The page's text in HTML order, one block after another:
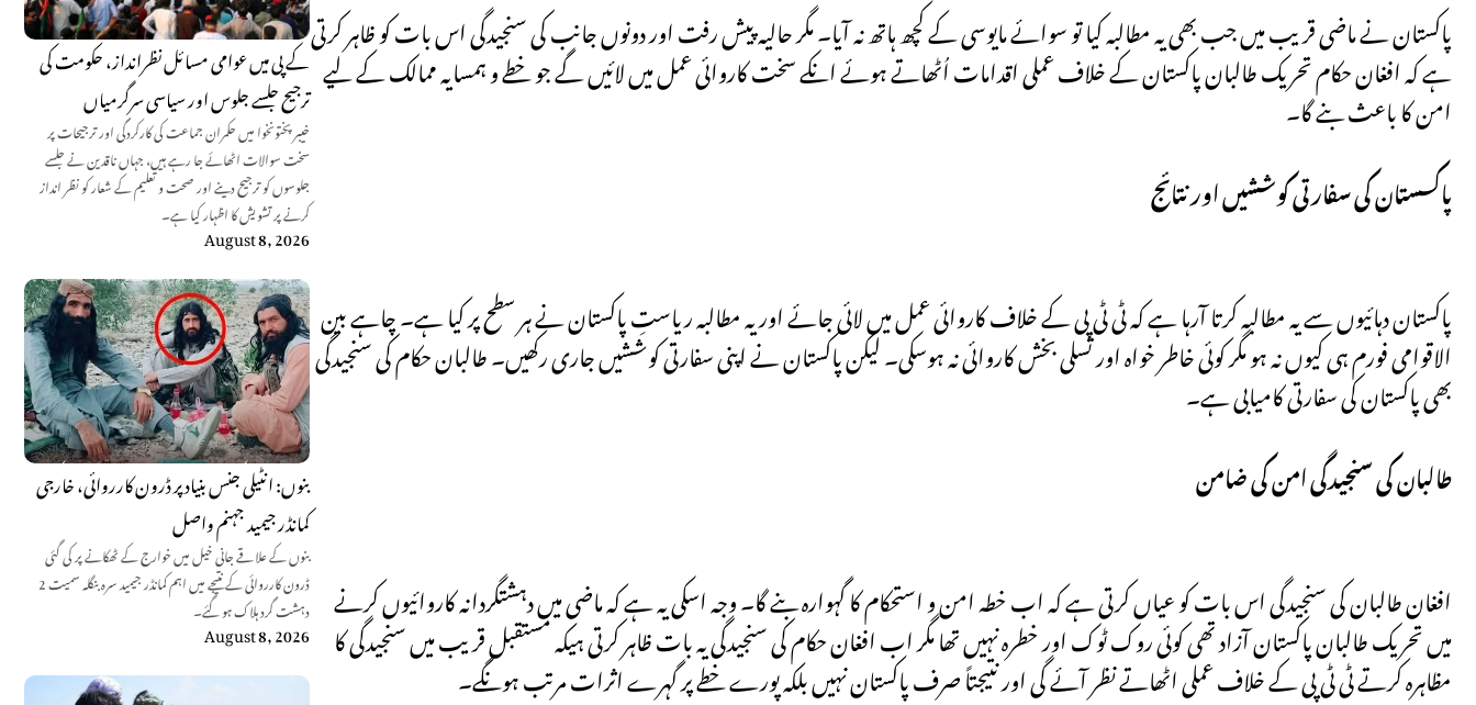
کے پی میں عوامی مسائل نظرانداز، حکومت کی
ترجیح جلسے جلوس اور سیاسی سرگرمیاں
خیبر پختونخوا میں حکمران جماعت کی کارکردگی اور ترجیحات پر
سخت سوالات اٹھائے جا رہے ہیں، جہاں ناقدین نے جلسے
جلوسوں کو ترجیح دینے اور صحت و تعلیم کے شعار کو نظر انداز
کرنے پر تشویش کا اظہار کیا ہے۔
August 8, 2026
بنوں: انٹیلی جنس بنیاد پر ڈرون کارروائی، خارجی
کمانڈر جیمید جہنم واصل
بنوں کے علاقے جانی خیل میں خوارج کے ٹھکانے پر کی گئی
ڈرون کارروائی کے نتیجے میں اہم کمانڈر جیمید سرہ بنگلہ سمیت 2
دہشت گرد ہلاک ہو گئے۔
August 8, 2026
پاکستان نے ماضی قریب میں جب بھی یہ مطالبہ کیا تو سوائے مایوسی کے کچھ ہاتھ نہ آیا۔ مگر حالیہ پیش رفت اور دونوں جانب کی سنجیدگی اس بات کو ظاہر کرتی
ہے کہ افغان حکام تحریک طالبان پاکستان کے خلاف عملی اقدامات اُٹھاتے ہوئے انکے سخت کاروائی عمل میں لائیں گے جو خطے و ہمسایہ ممالک کے لیے
امن کا باعث بنے گا۔
پاکسستان کی سفارتی کوششیں اور نتائج
پاکستان دہائیوں سے یہ مطالبہ کرتا آرہا ہے کہ ٹی ٹی پی کے خلاف کاروائی عمل میں لائی جائے اور یہ مطالبہ ریاستِ پاکستان نے ہر سطح پر کیا ہے۔ چاہے بین
الاقوامی فورم ہی کیوں نہ ہو مگر کوئی خاطر خواہ اور تسلی بخش کاروائی نہ ہوسکی۔ لیکن پاکستان نے اپنی سفارتی کوششیں جاری رکھیں۔ طالبان حکام کی سنجیدگی
بھی پاکستان کی سفارتی کامیابی ہے۔
طالبان کی سنجیدگی امن کی ضامن
افغان طالبان کی سنجیدگی اس بات کو عیاں کرتی ہے کہ اب خطہ امن و استحکام کا گہوارہ بنے گا۔ وجہ اسکی یہ ہے کہ ماضی میں دہشتگردانہ کاروائیوں کرنے
میں تحریک طالبان پاکستان آزاد تھی کوئی روک ٹوک اور خطرہ نہیں تھا مگر اب افغان حکام کی سنجیدگی یہ بات ظاہر کرتی ہیکہ مستقبل قریب میں سنجیدگی کا
مظاہرہ کرتے ٹی ٹی پی کے خلاف عملی اٹھاتے نظر آئے گی اور نتیجتاً صرف پاکستان نہیں بلکہ پورے خطے پر گہرے اثرات مرتب ہونگے۔